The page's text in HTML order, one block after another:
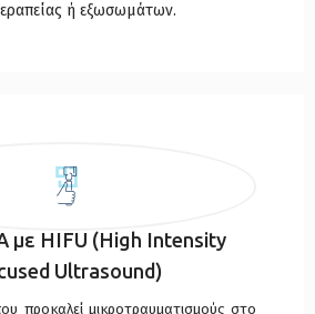
ή εξωσωμάτων.
με HIFU (High Intensity
Ultrasound)
προκαλεί μικροτραυματισμούς στο